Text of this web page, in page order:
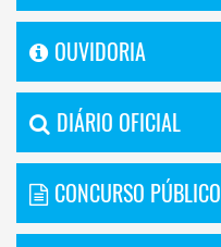
OUVIDORIA
DIÁRIO OFICIAL
CONCURSO PÚBLICO